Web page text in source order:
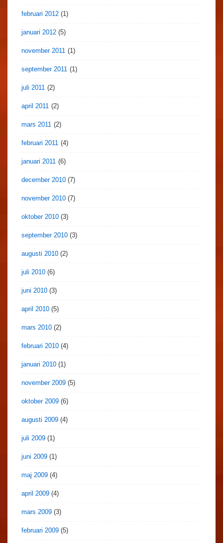
februari 2012 (1)
januari 2012 (5)
november 2011 (1)
september 2011 (1)
juli 2011 (2)
april 2011 (2)
mars 2011 (2)
februari 2011 (4)
januari 2011 (6)
december 2010 (7)
november 2010 (7)
oktober 2010 (3)
september 2010 (3)
augusti 2010 (2)
juli 2010 (6)
juni 2010 (3)
april 2010 (5)
mars 2010 (2)
februari 2010 (4)
januari 2010 (1)
november 2009 (5)
oktober 2009 (6)
augusti 2009 (4)
juli 2009 (1)
juni 2009 (1)
maj 2009 (4)
april 2009 (4)
mars 2009 (3)
februari 2009 (5)